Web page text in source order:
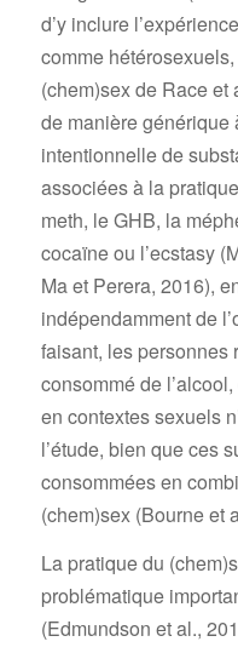
d’y inclure
comme
(chem)sex de Race et
de manière générique
intentionnelle de
associées à la
meth, le GHB, la
cocaïne ou l’ecstasy
Ma et Perera, 2016),
indépendamment de
faisant, les personnes
consommé de
en contextes sexuels
l’étude, bien que ces
consommées en
(chem)sex (Bourne et
La pratique du
problématique
(Edmundson et al.,